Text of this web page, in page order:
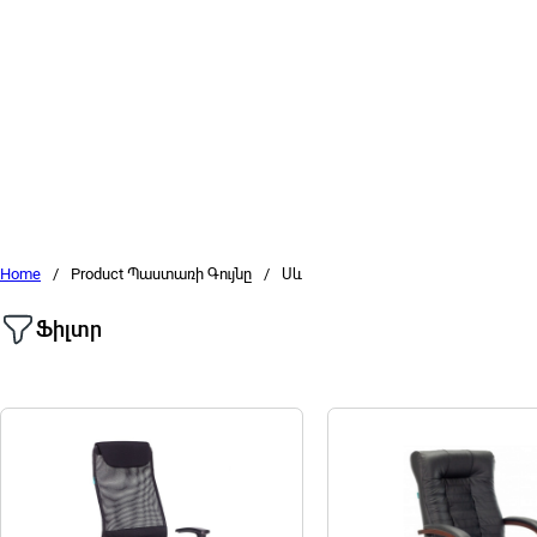
Home / Product Պաստառի Գույնը / Սև
Ֆիլտր